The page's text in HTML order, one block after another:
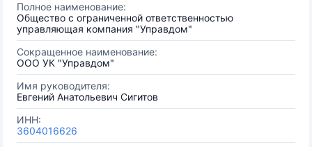
Полное наименование:
Общество с ограниченной ответственностью
управляющая компания "Управдом"
Сокращенное наименование:
ООО УК "Управдом"
Имя руководителя:
Евгений Анатольевич Сигитов
ИНН:
3604016626